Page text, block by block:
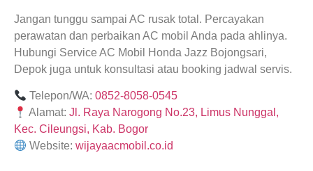
Jangan tunggu sampai AC rusak total. Percayakan
perawatan dan perbaikan AC mobil Anda pada ahlinya.
Hubungi Service AC Mobil Honda Jazz Bojongsari,
Depok juga untuk konsultasi atau booking jadwal servis.
Telepon/WA:0852-8058-0545
Alamat:Jl. Raya Narogong No.23, Limus Nunggal,
Kec. Cileungsi, Kab. Bogor
Website:wijayaacmobil.co.id